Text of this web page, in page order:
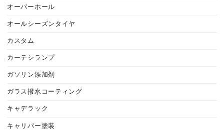
オーバーホール
オールシーズンタイヤ
カスタム
カーテシランプ
ガソリン添加剤
ガラス撥水コーティング
キャデラック
キャリパー塗装